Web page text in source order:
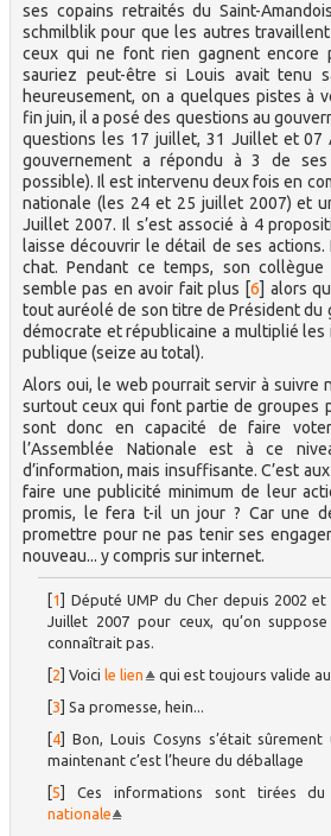
ses copains retraités du Saint-
schmilblik pour que les autres
ceux qui ne font rien gagnent encore
sauriez peut-être si Louis avait tenu
heureusement, on a quelques pistes à
fin juin, il a posé des questions au
questions les 17 juillet, 31 Juillet et 07
gouvernement a répondu à 3 de
possible). Il est intervenu deux fois en
nationale (les 24 et 25 juillet 2007) et
Juillet 2007. Il s’est associé à 4
laisse découvrir le détail de ses
chat. Pendant ce temps, son collègue
semble pas en avoir fait plus [6] alors
tout auréolé de son titre de Président du
démocrate et républicaine a multiplié
publique (seize au total).
Alors oui, le web pourrait servir à suivre
surtout ceux qui font partie de groupes
sont donc en capacité de faire
l’Assemblée Nationale est à ce
d’information, mais insuffisante. C’est
faire une publicité minimum de leur
promis, le fera t-il un jour ? Car une
promettre pour ne pas tenir ses
nouveau... y compris sur internet.
1
Député UMP du Cher depuis 2002
Juillet 2007 pour ceux, qu’on
connaîtrait pas.
2 ]Voici le lien
qui est toujours valide
3 ]Sa promesse, hein...
4 ]Bon, Louis Cosyns s’était
maintenant c’est l’heure du déballage
[5 ]Ces informations sont tirées
nationale